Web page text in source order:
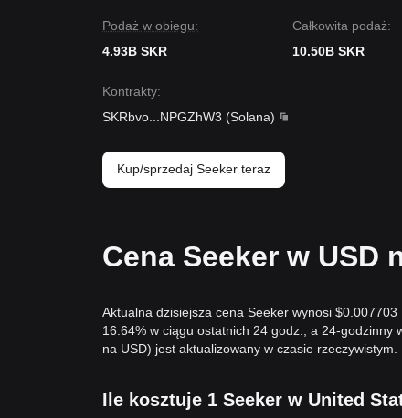
Podaż w obiegu:
4.93B SKR
Całkowita podaż:
10.50B SKR
Kontrakty:
SKRbvo
NPGZhW3 (Solana)
Kup/sprzedaj Seeker teraz
Cena Seeker w USD
Aktualna dzisiejsza cena Seeker wynosi
16.64% w ciągu ostatnich 24 godz., a 24-godzinny
na USD) jest aktualizowany w czasie rzeczywistym.
Ile kosztuje 1 Seeker w United